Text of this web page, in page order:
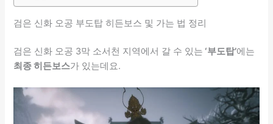
검은 신화 오공 부도탑 히든보스 및 가는 법 정리
검은 신화 오공 3막 소서천 지역에서 갈 수 있는 ‘부도탑’에는
최종 히든보스가 있는데요.